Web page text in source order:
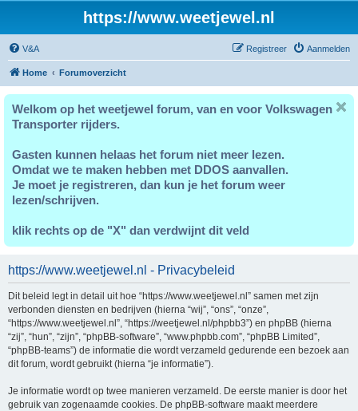
https://www.weetjewel.nl
V&A Aanmelden
Registreer
Home Forumoverzicht
Welkom op het weetjewel forum, van en voor Volkswagen
Transporter rijders.
Gasten kunnen helaas het forum niet meer lezen.
Omdat we te maken hebben met DDOS aanvallen.
Je moet je registreren, dan kun je het forum weer
lezen/schrijven.
klik rechts op de "X" dan verdwijnt dit veld
https://www.weetjewel.nl - Privacybeleid
Dit beleid legt in detail uit hoe “https://www.weetjewel.nl” samen met zijn
verbonden diensten en bedrijven (hierna “wij”, “ons”, “onze”,
“https://www.weetjewel.nl”, “https://weetjewel.nl/phpbb3”) en phpBB (hierna
“zij”, “hun”, “zijn”, “phpBB-software”, “www.phpbb.com”, “phpBB Limited”,
“phpBB-teams”) de informatie die wordt verzameld gedurende een bezoek aan
dit forum, wordt gebruikt (hierna “je informatie”).
Je informatie wordt op twee manieren verzameld. De eerste manier is door het
gebruik van zogenaamde cookies. De phpBB-software maakt meerdere